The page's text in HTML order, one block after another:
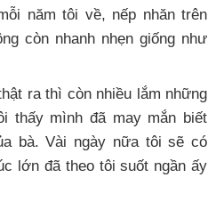
năm tôi về, nếp nhăn trên
còn nhanh nhẹn giống như
ra thì còn nhiều lắm những
thấy mình đã may mắn biết
bà. Vài ngày nữa tôi sẽ có
lớn đã theo tôi suốt ngần ấy